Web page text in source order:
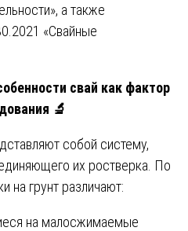
а также
«Свайные
свай как фактор
🔬
собой систему,
их ростверка. По
на грунт различают:
на малосжимаемые